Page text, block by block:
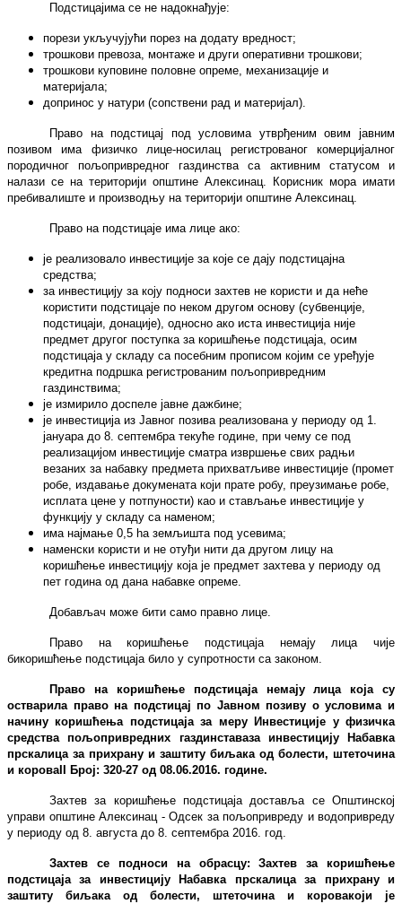
Подстицајима се не надокнађује:
порези укључујући порез на додату вредност;
трошкови превоза, монтаже и други оперативни трошкови;
трошкови куповине половне опреме, механизације и
материјала;
допринос у натури (сопствени рад и материјал).
Право на подстицај под условима утврђеним овим јавним
позивом има физичко лице-носилац регистрованог комерцијалног
породичног пољопривредног газдинства са активним статусом и
налази се на територији општине Алексинац. Корисник мора имати
пребивалиште и производњу на територији општине Алексинац.
Право на подстицаје има лице ако:
је реализовало инвестиције за које се дају подстицајна
средства;
за инвестицију за коју подноси захтев не користи и да неће
користити подстицаје по неком другом основу (субвенције,
подстицаји, донације), односно ако иста инвестиција није
предмет другог поступка за коришћење подстицаја, осим
подстицаја у складу са посебним прописом којим се уређује
кредитна подршка регистрованим пољопривредним
газдинствима;
је измирило доспеле јавне дажбине;
је инвестиција из Јавног позива реализована у периоду од 1.
јануара до 8. септембра текуће године, при чему се под
реализацијом инвестиције сматра извршење свих радњи
везаних за набавку предмета прихватљиве инвестиције (промет
робе, издавање докумената који прате робу, преузимање робе,
исплата цене у потпуности) као и стављање инвестиције у
функцију у складу са наменом;
има најмање 0,5 ha земљишта под усевима;
наменски користи и не отуђи нити да другом лицу на
коришћење инвестицију која је предмет захтева у периоду од
пет година од дана набавке опреме.
Добављач може бити само правно лице.
Право на коришћење подстицаја немају лица чије
бикоришћење подстицаја било у супротности са законом.
Право на коришћење подстицаја немају лица која су
остварила право на подстицај по Јавном позиву о условима и
начину коришћења подстицаја за меру Инвестиције у физичка
средства пољопривредних газдинставаза инвестицију
Набавка
прскалица за прихрану и заштиту биљака од болести, штеточина
и короваII Број: 320-27 од 08.06.2016. године.
Захтев за коришћење подстицаја доставља се Општинској
управи општине Алексинац - Одсек за пољопривреду и водопривреду
у периоду од 8. августа до 8. септембра 2016. год.
Захтев се подноси на обрасцу: Захтев за коришћење
подстицаја за инвестицијуНабавка прскалица за прихрану и
заштиту биљака од болести, штеточина и коровакоји је